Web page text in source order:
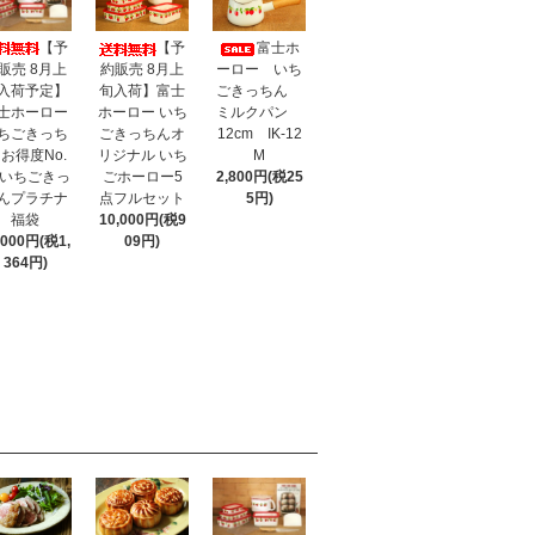
【予
売 8月上
荷予定】
ホーロー
ごきっち
得度No.
ちごきっ
プラチナ
福袋
円(税1,
364円)
【予
約販売 8月上
旬入荷】富士
ホーロー いち
ごきっちんオ
リジナル いち
ごホーロー5
点フルセット
10,000円(税9
09円)
富士ホ
ーロー いち
ごきっちん
ミルクパン
12cm IK-12
M
2,800円(税25
5円)